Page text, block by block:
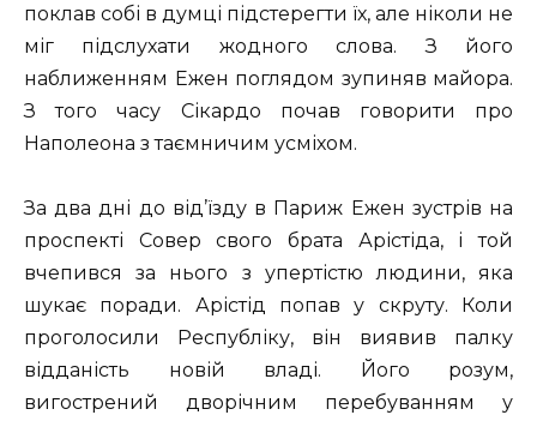
поклав собі в думці підстерегти їх, але ніколи не
міг підслухати жодного слова. З його
наближенням Ежен поглядом зупиняв майора.
З того часу Сікардо почав говорити про
Наполеона з таємничим усміхом.
За два дні до від’їзду в Париж Ежен зустрів на
проспекті Совер свого брата Арістіда, і той
вчепився за нього з упертістю людини, яка
шукає поради. Арістід попав у скруту. Коли
проголосили Республіку, він виявив палку
відданість новій владі. Його розум,
вигострений дворічним перебуванням у